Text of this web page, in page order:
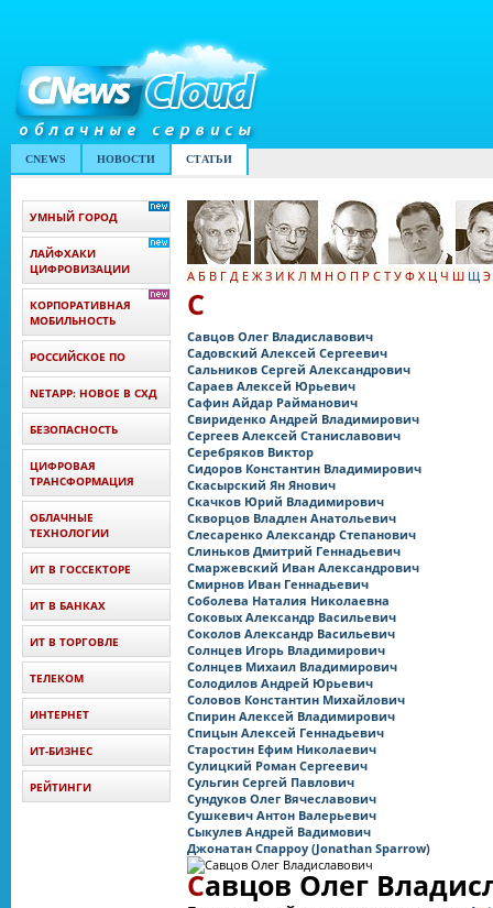
CNEWS НОВОСТИ СТАТЬИ
А Б В Г Д Е Ж З И К Л М Н О П Р С Т У Ф Х Ц Ч Ш Щ Э
С
Савцов Олег Владиславович
Садовский Алексей Сергеевич
Сальников Сергей Александрович
Сараев Алексей Юрьевич
Сафин Айдар Райманович
Свириденко Андрей Владимирович
Сергеев Алексей Станиславович
Серебряков Виктор
Сидоров Константин Владимирович
Скасырский Ян Янович
Скачков Юрий Владимирович
Скворцов Владлен Анатольевич
Слесаренко Александр Степанович
Слиньков Дмитрий Геннадьевич
Смаржевский Иван Александрович
Смирнов Иван Геннадьевич
Соболева Наталия Николаевна
Соковых Александр Васильевич
Соколов Александр Васильевич
Солнцев Игорь Владимирович
Солнцев Михаил Владимирович
Солодилов Андрей Юрьевич
Соловов Константин Михайлович
Спирин Алексей Владимирович
Спицын Алексей Геннадьевич
Старостин Ефим Николаевич
Сулицкий Роман Сергеевич
Сульгин Сергей Павлович
Сундуков Олег Вячеславович
Сушкевич Антон Валерьевич
Сыкулев Андрей Вадимович
Джонатан Спарроу (Jonathan Sparrow)
Савцов Олег
УМНЫЙ ГОРОД
ЛАЙФХАКИ
ЦИФРОВИЗАЦИИ
КОРПОРАТИВНАЯ
МОБИЛЬНОСТЬ
РОССИЙСКОЕ ПО
NETAPP: НОВОЕ В СХД
БЕЗОПАСНОСТЬ
ЦИФРОВАЯ
ТРАНСФОРМАЦИЯ
ОБЛАЧНЫЕ
ТЕХНОЛОГИИ
ИТ В ГОССЕКТОРЕ
ИТ В БАНКАХ
ИТ В ТОРГОВЛЕ
ТЕЛЕКОМ
ИНТЕРНЕТ
ИТ-БИЗНЕС
РЕЙТИНГИ